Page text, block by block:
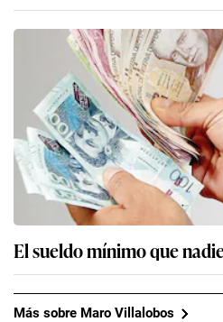
El sueldo mínimo que
Más sobre Maro Villalobos